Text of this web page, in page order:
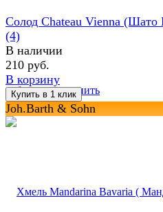
избранное сравнить
Солод Chateau Vienna (Шато
(4)
В наличии
210 руб.
В корзину
Joh.Barth & Sohn